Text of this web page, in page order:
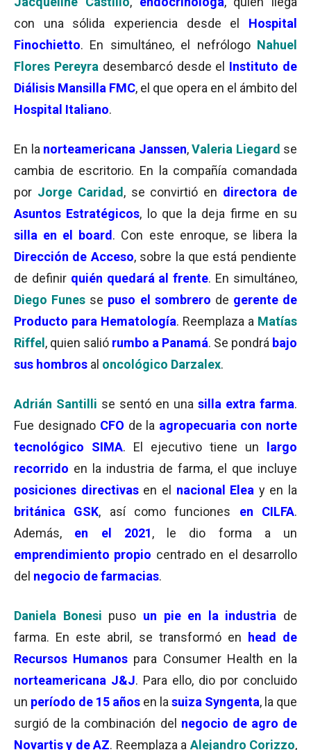
con una sólida experiencia desde el
Hospital
Finochietto. En simultáneo, el nefrólogo Nahuel
Flores Pereyra desembarcó desde el Instituto de
Diálisis Mansilla FMC, el que opera en el ámbito del
Hospital Italiano.
En la norteamericana Janssen,Valeria Liegard se
cambia de escritorio. En la compañía comandada
por Jorge Caridad , se convirtió en directora de
Asuntos Estratégicos, lo que la deja firme en su
silla en el board . Con este enroque, se libera la
Dirección de Acceso, sobre la que está pendiente
de definirquién quedará al frente. En simultáneo,
Diego Funes se puso el sombrero de gerente de
Producto para Hematología. Reemplaza a Matías
Riffel , quien salió rumbo a Panamá. Se pondrá bajo
sus hombros al oncológico Darzalex.
Adrián Santilli se sentó en una silla extra farma.
Fue designadoCFO de la agropecuaria con norte
tecnológico SIMA. El ejecutivo tiene un largo
recorrido en la industria de farma, el que incluye
posiciones directivasen el nacional Elea y en la
británica GSK, así como funciones en CILFA.
Además, en el 2021, le dio forma a un
emprendimiento propio centrado en el desarrollo
del negocio de farmacias.
Daniela Bonesi puso un pie en la industria de
farma. En este abril, se transformó en
head de
Recursos Humanos para Consumer Health en la
norteamericana J&J. Para ello, dio por concluido
un período de 15 años en la suiza Syngenta, la que
surgió de la combinación del negocio de agro de
Novartis y de AZ. Reemplaza a Alejandro Corizzo,